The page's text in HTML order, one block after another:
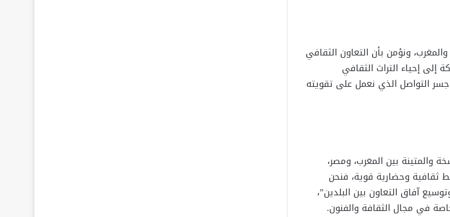
ونؤمن بأن التعاون الثقافي
إحياء التراث الثقافي
جسر التواصل الذي نعمل على تقويته
والمتينة بين المغرب، ومصر،
ثقافية وحضارية قوية، فنحن
آفاق التعاون بين البلدين”،
في مجال الثقافة والفنون.